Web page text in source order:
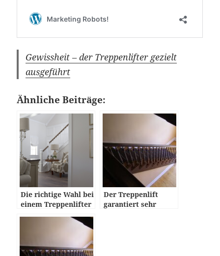
Gewissheit – der Treppenlifter gezielt
ausgeführt
Ähnliche Beiträge:
Die richtige Wahl bei
einem Treppenlifter
Der Treppenlift
garantiert sehr